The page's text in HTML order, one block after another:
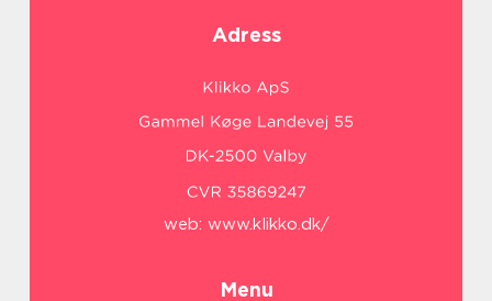
Adress
web: www.klikko.dk/
Menu